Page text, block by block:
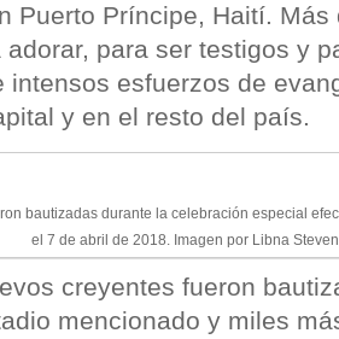
Puerto Príncipe, Haití.
para ser testigos y
intensos esfuerzos de
y en el resto del país.
bautizadas durante la celebración especial
el 7 de abril de 2018. Imagen por Libna
creyentes fueron
mencionado y miles